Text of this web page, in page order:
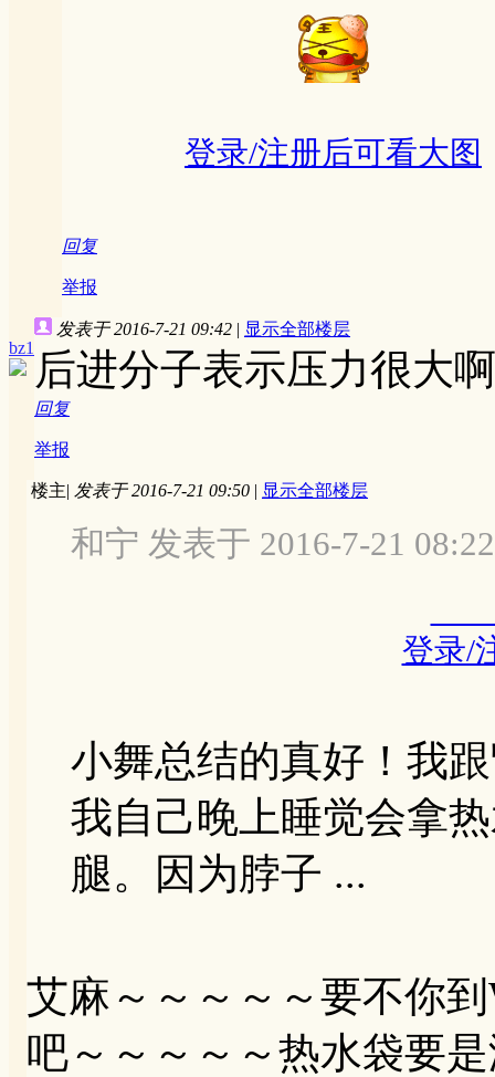
登录/注册后可看大图
回复
举报
bz1
发表于 2016-7-21 09:42 | 显示全部楼层
后进分子表示压力很大啊
回复
举报
楼主| 发表于 2016-7-21 09:50 | 显示全部楼层
和宁 发表于 2016-7-21 08:22
登录/
小舞总结的真好！我
我自己晚上睡觉会拿
腿。因为脖子 ...
艾麻～～～～～要不你
吧～～～～～热水袋要